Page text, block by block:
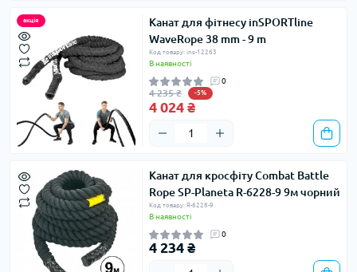
акція
Канат для фітнесу inSPORTline
WaveRope 38 mm - 9 m
Код товару: ins-12263
В наявності
0
4 235 ₴ -5%
4 024 ₴
Канат для кросфіту Combat Battle
Rope SP-Planeta R-6228-9 9м чорний
Код товару: R-6228-9
В наявності
0
4 234 ₴